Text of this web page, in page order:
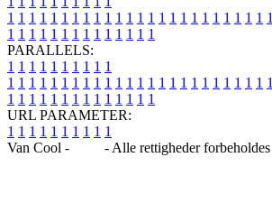
1 1 1 1 1 1 1 1 1 1 1 1 1 1 1 1 1 1 1 1 1 1 1 1 1
1 1 1 1 1 1 1 1 1 1 1 1 1 1
PARALLELS:
1 1 1 1 1 1 1 1 1 1
1 1 1 1 1 1 1 1 1 1 1 1 1 1 1 1 1 1 1 1 1 1 1 1 1
1 1 1 1 1 1 1 1 1 1 1 1 1 1
URL PARAMETER:
1 1 1 1 1 1 1 1 1 1
Van Cool -
- Alle rettigheder forbeholdes